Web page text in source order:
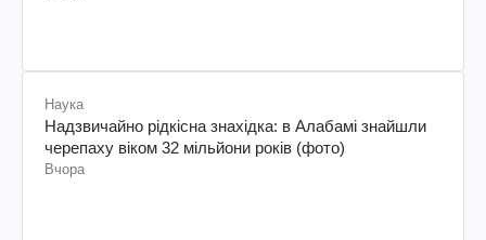
Наука
Надзвичайно рідкісна знахідка: в Алабамі знайшли
черепаху віком 32 мільйони років (фото)
Вчора